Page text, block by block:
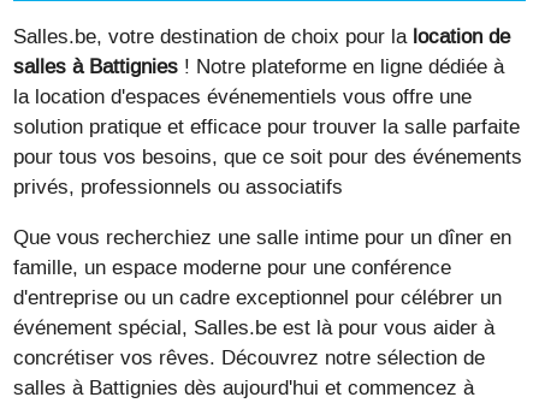
Salles.be, votre destination de choix pour la location de
salles à Battignies ! Notre plateforme en ligne dédiée à
la location d'espaces événementiels vous offre une
solution pratique et efficace pour trouver la salle parfaite
pour tous vos besoins, que ce soit pour des événements
privés, professionnels ou associatifs
Que vous recherchiez une salle intime pour un dîner en
famille, un espace moderne pour une conférence
d'entreprise ou un cadre exceptionnel pour célébrer un
événement spécial, Salles.be est là pour vous aider à
concrétiser vos rêves. Découvrez notre sélection de
salles à Battignies dès aujourd'hui et commencez à